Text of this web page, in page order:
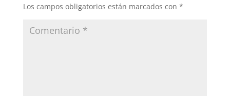
Los campos obligatorios están marcados con *